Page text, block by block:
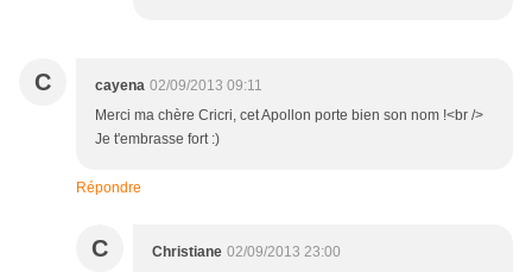
C cayena 02/09/2013 09:11
Merci ma chère Cricri, cet Apollon porte bien son nom !<br />
Je t'embrasse fort :)
Répondre
C Christiane 02/09/2013 23:00